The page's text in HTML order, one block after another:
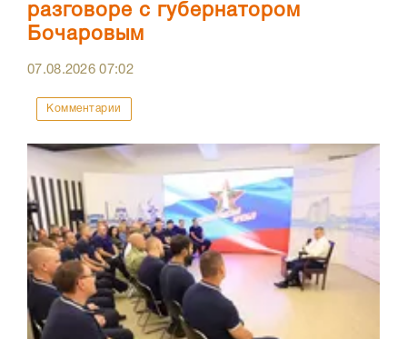
разговоре с губернатором
Бочаровым
07.08.202607:02
Комментарии